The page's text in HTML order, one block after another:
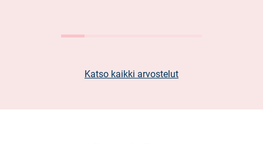
Katso kaikki arvostelut